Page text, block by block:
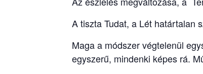
A tiszta Tudat, a Lét határtalan
Maga a módszer végtelenül
egyszerű, mindenki képes rá.